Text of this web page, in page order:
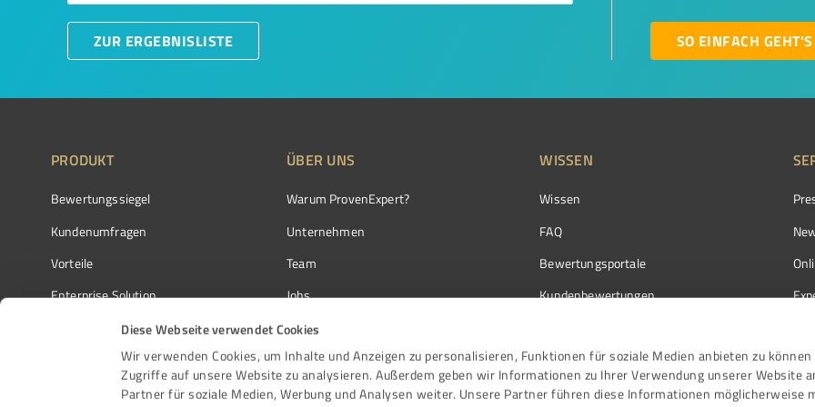
Diese Webseite verwendet Cookies
Wir verwenden Cookies, um Inhalte und Anzeigen zu personalisieren, Funktionen für soziale Medien anbieten zu können
Zugriffe auf unsere Website zu analysieren. Außerdem geben wir Informationen zu Ihrer Verwendung unserer Website
Partner für soziale Medien, Werbung und Analysen weiter. Unsere Partner führen diese Informationen möglicherweise
ZUR ERGEBNISLISTE SO EINFACH GEHT'S
PRODUKT
Bewertungssiegel
Kundenumfragen
Vorteile
Enterprise Solution
Partnerprogramm
Auszeichnungen
ÜBER UNS
Warum ProvenExpert?
Unternehmen
Team
Jobs
Kundenstimmen
Kontakt
WISSEN
Wissen
FAQ
Bewertungsportale
Kundenbewertungen
Bewertungs­richtlinien
Events